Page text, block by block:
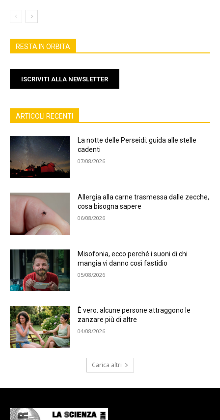
RESTA IN ORBITA
ISCRIVITI ALLA NEWSLETTER
ARTICOLI RECENTI
La notte delle Perseidi: guida alle stelle
cadenti
07/08/2026
Allergia alla carne trasmessa dalle zecche,
cosa bisogna sapere
06/08/2026
Misofonia, ecco perché i suoni di chi
mangia vi danno così fastidio
05/08/2026
È vero: alcune persone attraggono le
zanzare più di altre
04/08/2026
Carica altri